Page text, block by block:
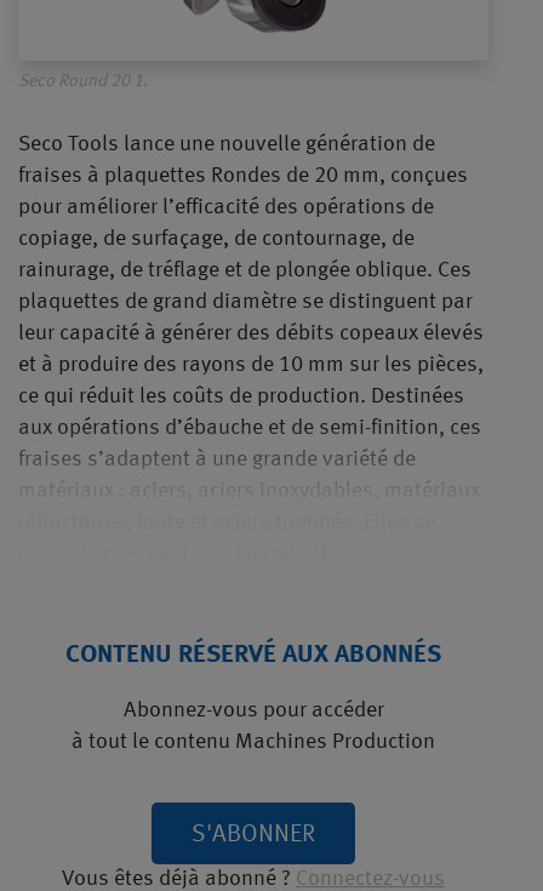
Seco Round 20 1.
Seco Tools lance une nouvelle génération de
fraises à plaquettes Rondes de 20 mm, conçues
pour améliorer l’efficacité des opérations de
copiage, de surfaçage, de contournage, de
rainurage, de tréflage et de plongée oblique. Ces
plaquettes de grand diamètre se distinguent par
leur capacité à générer des débits copeaux élevés
et à produire des rayons de 10 mm sur les pièces,
ce qui réduit les coûts de production. Destinées
aux opérations d’ébauche et de semi-finition, ces
fraises s’adaptent à une grande variété de
matériaux : aciers, aciers inoxydables, matériaux
CONTENU RÉSERVÉ AUX ABONNÉS
Abonnez-vous pour accéder
à tout le contenu Machines Production
S'ABONNER
Vous êtes déjà abonné ? Connectez-vous